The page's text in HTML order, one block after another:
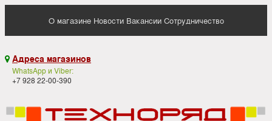
О магазине Новости Вакансии Сотрудничество
 Адреса магазинов
WhatsApp и Viber:
+7 928 22-00-390